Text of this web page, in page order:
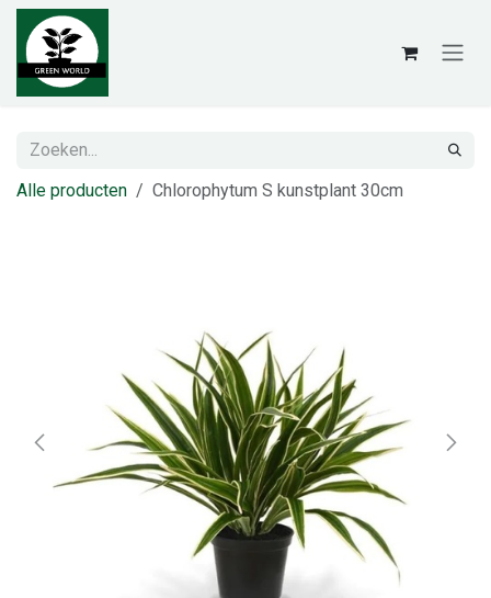
Overslaan naar inhoud
Alle producten Chlorophytum S kunstplant 30cm